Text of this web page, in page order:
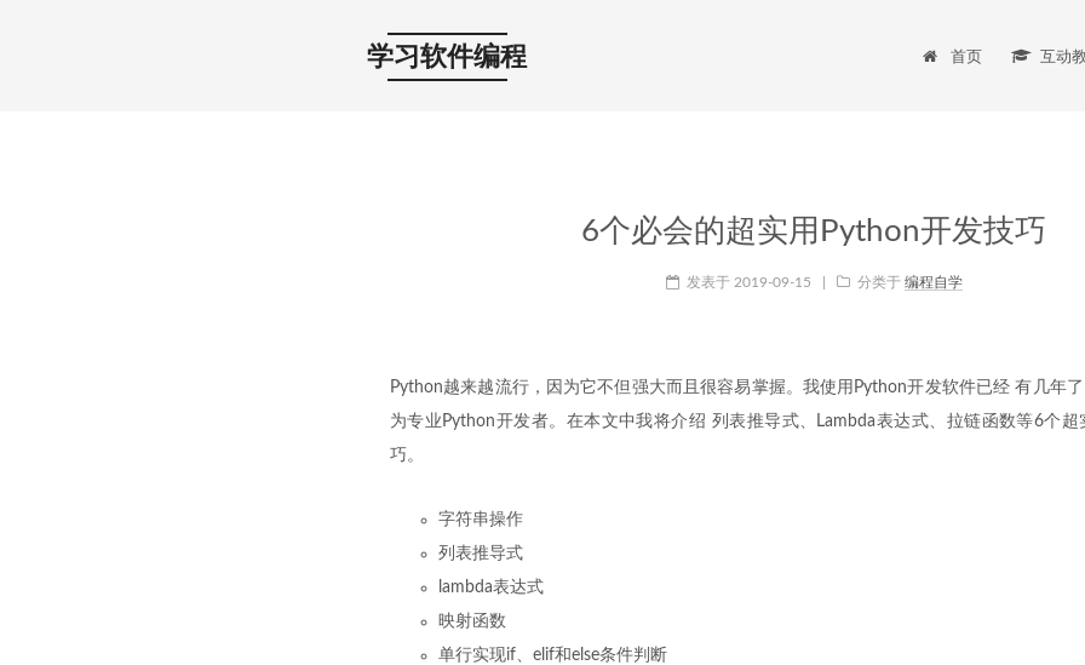
学习软件编程 首页 互动
6个必会的超实用Python开发技巧
发表于 2019-09-15 分类于 编程自学
Python越来越流行，因为它不但强大而且很容易掌握。我使用Python开发软件已经 有几年
为专业Python开发者。在本文中我将介绍 列表推导式、Lambda表达式、拉链函数等6个
巧。
字符串操作
列表推导式
lambda表达式
映射函数
单行实现if、elif和else条件判断